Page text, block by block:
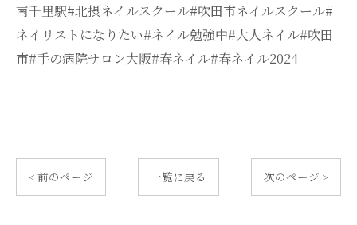
南千里駅#北摂ネイルスクール#吹田市ネイルスクール#
ネイリストになりたい#ネイル勉強中#大人ネイル#吹田
市#手の病院サロン大阪#春ネイル#春ネイル2024
< 前のページ 一覧に戻る 次のページ >